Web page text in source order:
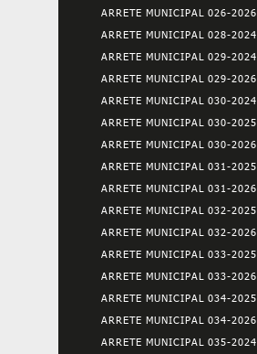
ARRETE MUNICIPAL 026-2026
ARRETE MUNICIPAL 028-2024
ARRETE MUNICIPAL 029-2024
ARRETE MUNICIPAL 029-2026
ARRETE MUNICIPAL 030-2024
ARRETE MUNICIPAL 030-2025
ARRETE MUNICIPAL 030-2026
ARRETE MUNICIPAL 031-2025
ARRETE MUNICIPAL 031-2026
ARRETE MUNICIPAL 032-2025
ARRETE MUNICIPAL 032-2026
ARRETE MUNICIPAL 033-2025
ARRETE MUNICIPAL 033-2026
ARRETE MUNICIPAL 034-2025
ARRETE MUNICIPAL 034-2026
ARRETE MUNICIPAL 035-2024